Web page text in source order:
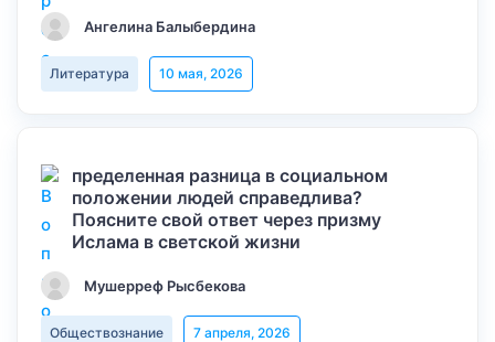
Ангелина Балыбердина
Литература 10 мая, 2026
пределенная разница в социальном
положении людей справедлива?
Поясните свой ответ через призму
Ислама в светской жизни
Мушерреф Рысбекова
Обществознание 7 апреля, 2026